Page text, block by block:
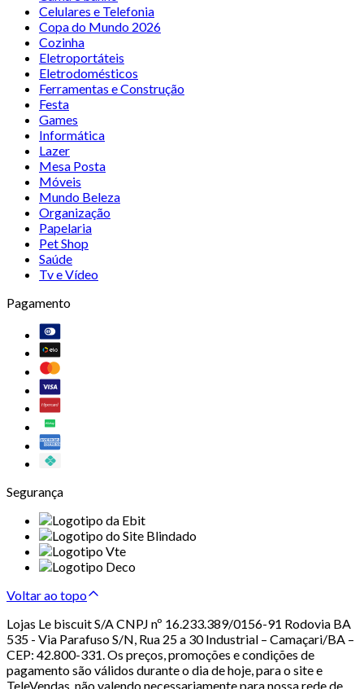
Celulares e Telefonia
Copa do Mundo 2026
Cozinha
Eletroportáteis
Eletrodomésticos
Ferramentas e Construção
Festa
Games
Informática
Lazer
Mesa Posta
Móveis
Mundo Beleza
Organização
Papelaria
Pet Shop
Saúde
Tv e Vídeo
Pagamento
Segurança
Voltar ao topo
Lojas Le biscuit S/A CNPJ nº 16.233.389/0156-91 Rodovia BA
535 - Via Parafuso S/N, Rua 25 a 30 Industrial – Camaçari/BA –
CEP: 42.800-331. Os preços, promoções e condições de
pagamento são válidos durante o dia de hoje, para o site e
TeleVendas, não valendo necessariamente para nossa rede de